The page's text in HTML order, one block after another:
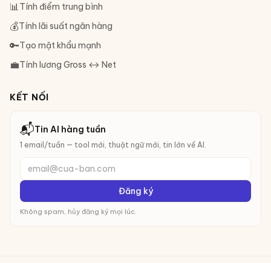
📊Tính điểm trung bình
💰Tính lãi suất ngân hàng
🔑Tạo mật khẩu mạnh
💼Tính lương Gross ↔ Net
KẾT NỐI
📬Tin AI hàng tuần
1 email/tuần — tool mới, thuật ngữ mới, tin lớn về AI.
email@cua-ban.com
Đăng ký
Không spam, hủy đăng ký mọi lúc.